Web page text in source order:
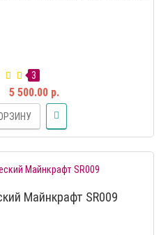
3
5 500.00 р.
Майнкрафт SR009